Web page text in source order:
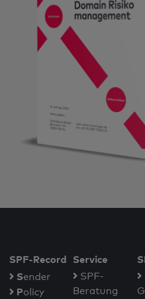
SPF-Record
Sender
Policy
Service
SPF-
Beratung